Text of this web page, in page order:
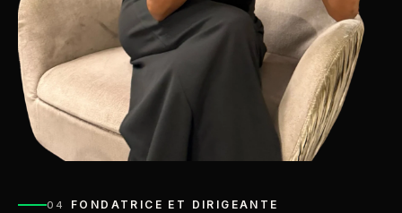
04 FONDATRICE ET DIRIGEANTE